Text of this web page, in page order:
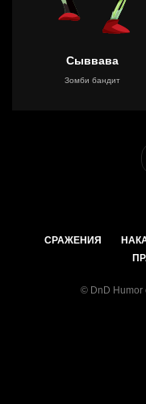
Сыввава
Зомби бандит
СРАЖЕНИЯ
© DnD Humor